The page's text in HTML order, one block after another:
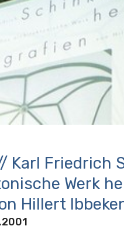
Karl Friedrich
Werk
Hillert